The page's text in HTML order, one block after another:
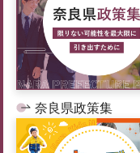
奈良県政策集